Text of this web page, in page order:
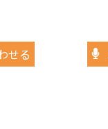
せる